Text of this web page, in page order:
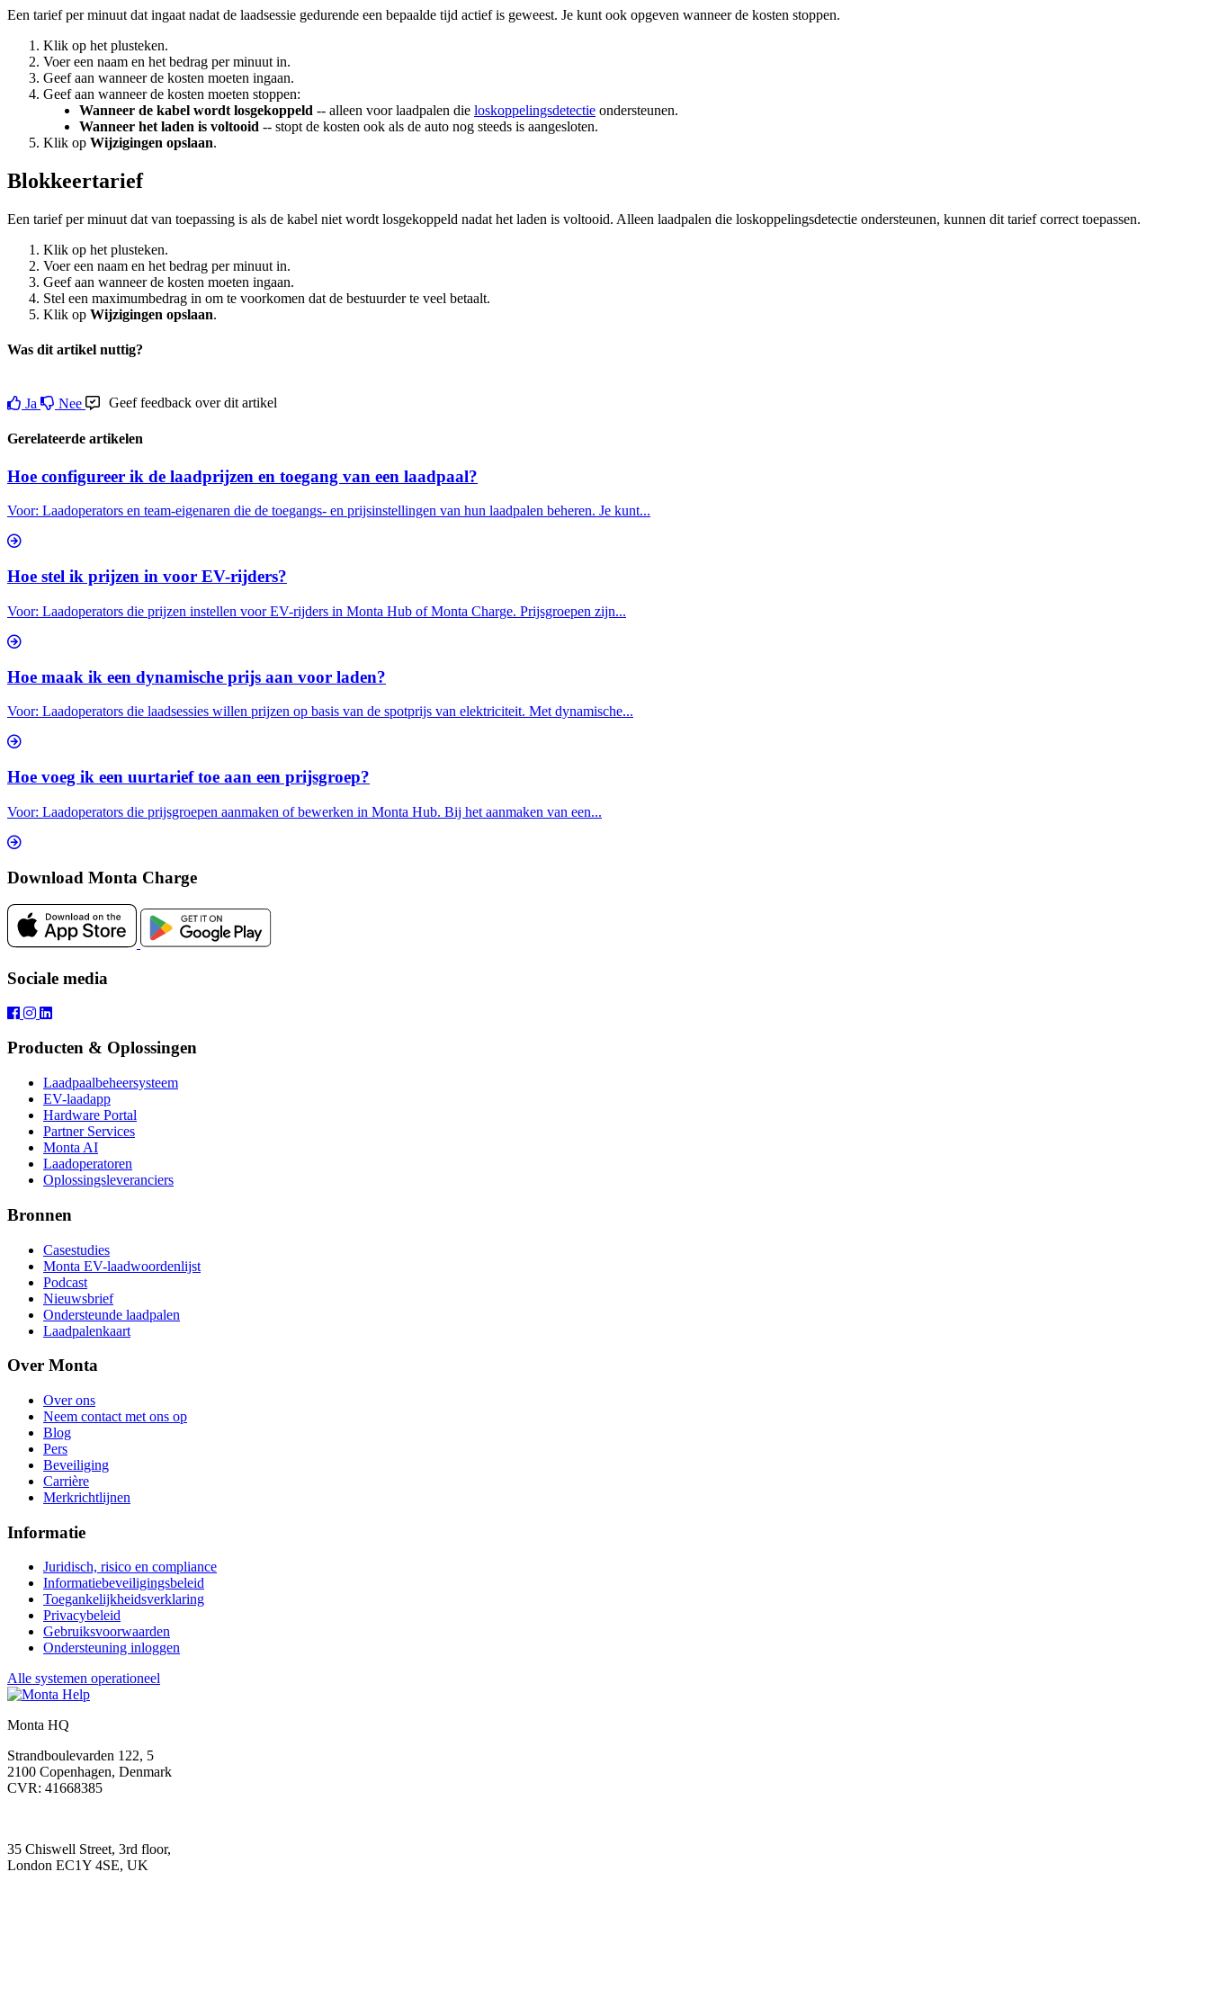
Een tarief per minuut dat ingaat nadat de laadsessie gedurende een bepaalde tijd actief is geweest. Je kunt ook opgeven wanneer de kosten stoppen.
Klik op het plusteken.
Voer een naam en het bedrag per minuut in.
Geef aan wanneer de kosten moeten ingaan.
Geef aan wanneer de kosten moeten stoppen:
Wanneer de kabel wordt losgekoppeld -- alleen voor laadpalen die loskoppelingsdetectie ondersteunen.
Wanneer het laden is voltooid -- stopt de kosten ook als de auto nog steeds is aangesloten.
Klik op Wijzigingen opslaan.
Blokkeertarief
Een tarief per minuut dat van toepassing is als de kabel niet wordt losgekoppeld nadat het laden is voltooid. Alleen laadpalen die loskoppelingsdetectie ondersteunen, kunnen dit tarief correct toepassen.
Klik op het plusteken.
Voer een naam en het bedrag per minuut in.
Geef aan wanneer de kosten moeten ingaan.
Stel een maximumbedrag in om te voorkomen dat de bestuurder te veel betaalt.
Klik op Wijzigingen opslaan.
Was dit artikel nuttig?
Ja Nee Geef feedback over dit artikel
Gerelateerde artikelen
Hoe configureer ik de laadprijzen en toegang van een laadpaal?
Voor: Laadoperators en team-eigenaren die de toegangs- en prijsinstellingen van hun laadpalen beheren. Je kunt...
Hoe stel ik prijzen in voor EV-rijders?
Voor: Laadoperators die prijzen instellen voor EV-rijders in Monta Hub of Monta Charge. Prijsgroepen zijn...
Hoe maak ik een dynamische prijs aan voor laden?
Voor: Laadoperators die laadsessies willen prijzen op basis van de spotprijs van elektriciteit. Met dynamische...
Hoe voeg ik een uurtarief toe aan een prijsgroep?
Voor: Laadoperators die prijsgroepen aanmaken of bewerken in Monta Hub. Bij het aanmaken van een...
Download Monta Charge
Sociale media
Producten & Oplossingen
Laadpaalbeheersysteem
EV-laadapp
Hardware Portal
Partner Services
Monta AI
Laadoperatoren
Oplossingsleveranciers
Bronnen
Casestudies
Monta EV-laadwoordenlijst
Podcast
Nieuwsbrief
Ondersteunde laadpalen
Laadpalenkaart
Over Monta
Over ons
Neem contact met ons op
Blog
Pers
Beveiliging
Carrière
Merkrichtlijnen
Informatie
Juridisch, risico en compliance
Informatiebeveiligingsbeleid
Toegankelijkheidsverklaring
Privacybeleid
Gebruiksvoorwaarden
Ondersteuning inloggen
Alle systemen operationeel
Monta HQ
Strandboulevarden 122, 5
2100 Copenhagen, Denmark
CVR: 41668385
35 Chiswell Street, 3rd floor,
London EC1Y 4SE, UK